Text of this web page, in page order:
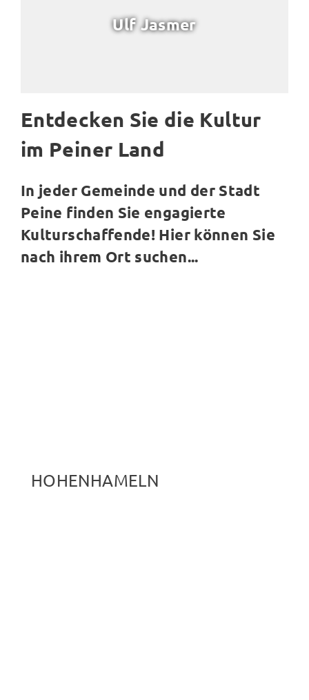
Ulf Jasmer
Entdecken Sie die Kultur
im Peiner Land
In jeder Gemeinde und der Stadt
Peine finden Sie engagierte
Kulturschaffende! Hier können Sie
nach ihrem Ort suchen...
HOHENHAMELN